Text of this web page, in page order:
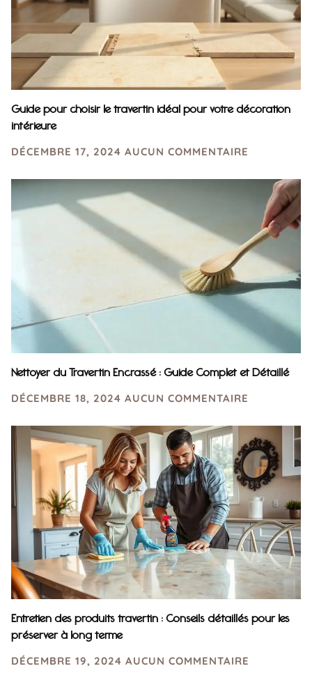
Guide pour choisir le travertin idéal pour votre décoration
intérieure
DÉCEMBRE 17, 2024 AUCUN COMMENTAIRE
Nettoyer du Travertin Encrassé : Guide Complet et Détaillé
DÉCEMBRE 18, 2024 AUCUN COMMENTAIRE
Entretien des produits travertin : Conseils détaillés pour les
préserver à long terme
DÉCEMBRE 19, 2024 AUCUN COMMENTAIRE